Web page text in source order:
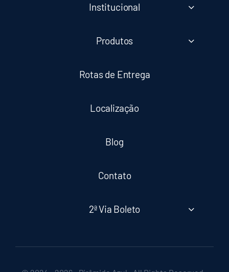
Institucional
Produtos
Rotas de Entrega
Localização
Blog
Contato
2ª Via Boleto